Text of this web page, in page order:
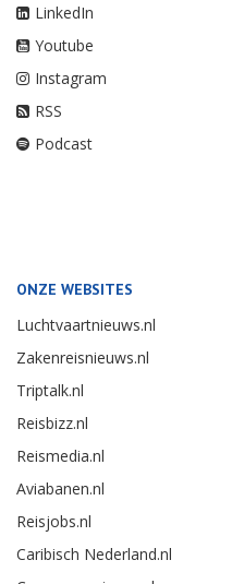
LinkedIn
Youtube
Instagram
RSS
Podcast
ONZE WEBSITES
Luchtvaartnieuws.nl
Zakenreisnieuws.nl
Triptalk.nl
Reisbizz.nl
Reismedia.nl
Aviabanen.nl
Reisjobs.nl
Caribisch Nederland.nl